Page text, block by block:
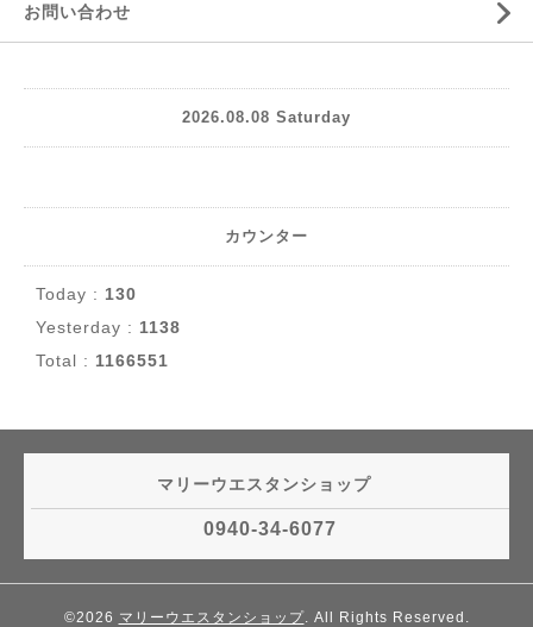
お問い合わせ
2026.08.08 Saturday
カウンター
Today : 130
Yesterday : 1138
Total : 1166551
マリーウエスタンショップ
0940-34-6077
©2026 マリーウエスタンショップ. All Rights Reserved.